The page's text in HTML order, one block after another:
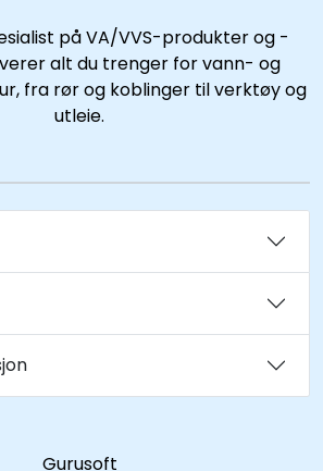
på VA/VVS-produkter og -
alt du trenger for vann- og
fra rør og koblinger til verktøy og
utleie.
Gurusoft